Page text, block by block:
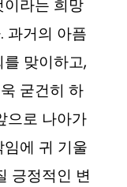
라는 희망
과거의 아픔
맞이하고,
굳건히 하
으로 나아가
에 귀 기울
긍정적인 변